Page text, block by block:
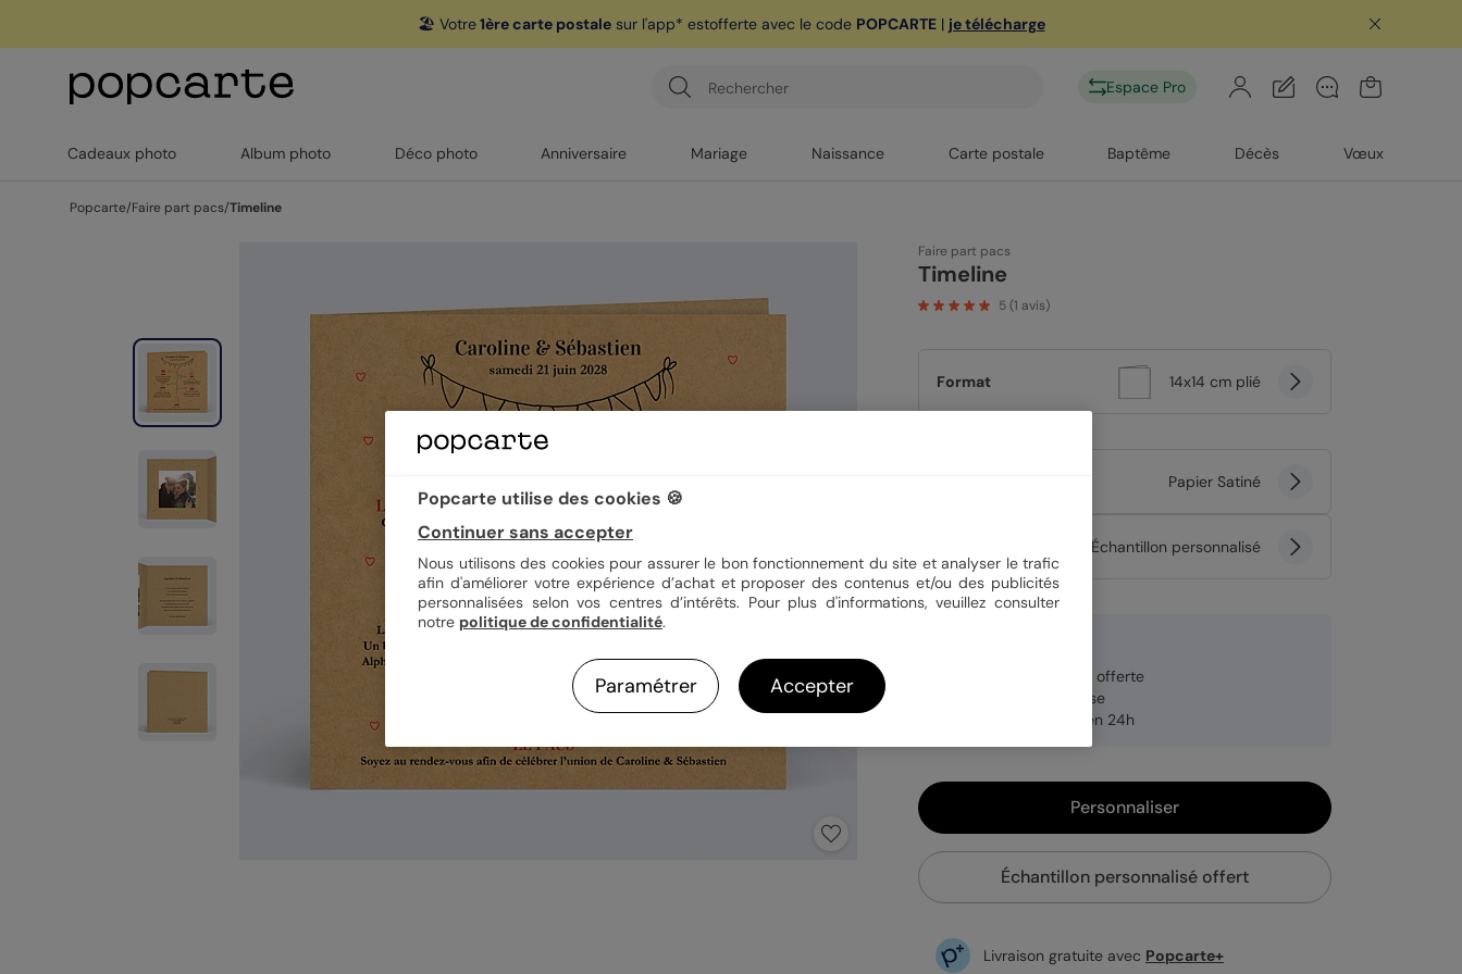
🏖️ Votre1ère carte postalesur l'app* estofferte avec le code POPCARTE| je télécharge
Espace Pro
Cadeaux photo Album photo Déco photo Anniversaire Mariage Naissance Carte postale Baptême Décès Vœux
Popcarte/Faire part pacs/Timeline
Faire part pacs
Timeline
5(1 avis)
Format 14x14 cm plié
Papier Satiné
Échantillon personnalisé
Enveloppe blanche offerte
Fabrication française
Expédition rapide en 24h
Personnaliser
Échantillon personnalisé offert
Livraison gratuite avec Popcarte+
Popcarte utilise des cookies 🍪
Continuer sans accepter
Nous utilisons des cookies pour assurer le bon fonctionnement du site et analyser le trafic
afin d'améliorer votre expérience d’achat et proposer des contenus et/ou des publicités
personnalisées selon vos centres d’intérêts. Pour plus d'informations, veuillez consulter
notre politique de confidentialité.
Paramétrer Accepter